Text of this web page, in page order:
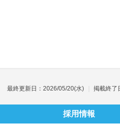
最終更新日：2026/05/20(水) 掲載終了
採用情報